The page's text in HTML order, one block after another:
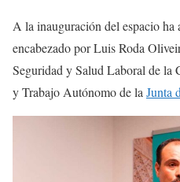
A la inauguración del espacio ha
encabezado por Luis Roda
Seguridad y Salud Laboral de la
y Trabajo Autónomo de la Junta